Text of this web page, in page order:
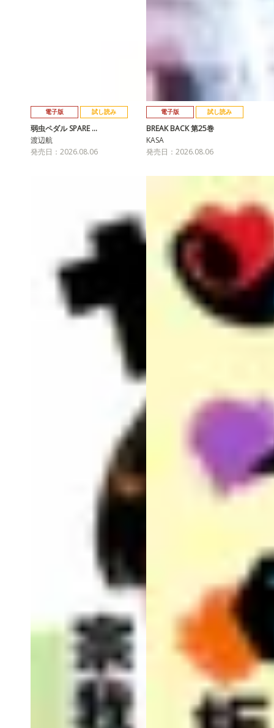
電子版 試し読み
弱虫ペダル SPARE …
渡辺航
発売日：2026.08.06
電子版 試し読み
BREAK BACK 第25巻
KASA
発売日：2026.08.06